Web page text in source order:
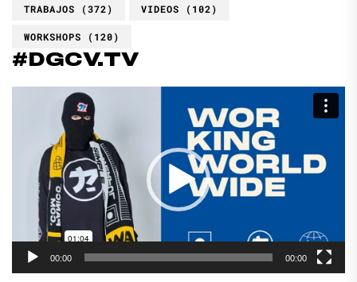
TRABAJOS (372) VIDEOS (102)
WORKSHOPS (120)
#DGCV.TV
Reproductor
00:00 00:00